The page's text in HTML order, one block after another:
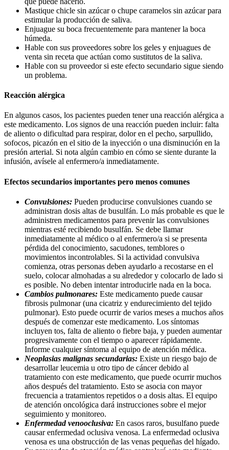
Mastique chicle sin azúcar o chupe caramelos sin azúcar para
estimular la producción de saliva.
Enjuague su boca frecuentemente para mantener la boca
húmeda.
Hable con sus proveedores sobre los geles y enjuagues de
venta sin receta que actúan como sustitutos de la saliva.
Hable con su proveedor si este efecto secundario sigue siendo
un problema.
Reacción alérgica
En algunos casos, los pacientes pueden tener una reacción alérgica a
este medicamento. Los signos de una reacción pueden incluir: falta
de aliento o dificultad para respirar, dolor en el pecho, sarpullido,
sofocos, picazón en el sitio de la inyección o una disminución en la
presión arterial. Si nota algún cambio en cómo se siente durante la
infusión, avísele al enfermero/a inmediatamente.
Efectos secundarios importantes pero menos comunes
Convulsiones: Pueden producirse convulsiones cuando se
administran dosis altas de busulfán. Lo más probable es que le
administren medicamentos para prevenir las convulsiones
mientras esté recibiendo busulfán. Se debe llamar
inmediatamente al médico o al enfermero/a si se presenta
pérdida del conocimiento, sacudones, temblores o
movimientos incontrolables. Si la actividad convulsiva
comienza, otras personas deben ayudarlo a recostarse en el
suelo, colocar almohadas a su alrededor y colocarlo de lado si
es posible. No deben intentar introducirle nada en la boca.
Cambios pulmonares: Este medicamento puede causar
fibrosis pulmonar (una cicatriz y endurecimiento del tejido
pulmonar). Esto puede ocurrir de varios meses a muchos años
después de comenzar este medicamento. Los síntomas
incluyen tos, falta de aliento o fiebre baja, y pueden aumentar
progresivamente con el tiempo o aparecer rápidamente.
Informe cualquier síntoma al equipo de atención médica.
Neoplasias malignas secundarias: Existe un riesgo bajo de
desarrollar leucemia u otro tipo de cáncer debido al
tratamiento con este medicamento, que puede ocurrir muchos
años después del tratamiento. Esto se asocia con mayor
frecuencia a tratamientos repetidos o a dosis altas. El equipo
de atención oncológica dará instrucciones sobre el mejor
seguimiento y monitoreo.
Enfermedad venooclusiva: En casos raros, busulfano puede
causar enfermedad oclusiva venosa. La enfermedad oclusiva
venosa es una obstrucción de las venas pequeñas del hígado.